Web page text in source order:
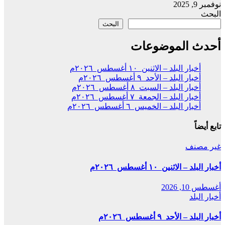
نوفمبر 9, 2025
البحث
البحث
أحدث الموضوعات
أخبار البلد – الاثنين ١٠ أغسطس ٢٠٢٦م
أخبار البلد – الأحد ٩ أغسطس ٢٠٢٦م
أخبار البلد – السبت ٨ أغسطس ٢٠٢٦م
أخبار البلد – الجمعة ٧ أغسطس ٢٠٢٦م
أخبار البلد – الخميس ٦ أغسطس ٢٠٢٦م
تابع أيضاً
غير مصنف
أخبار البلد – الاثنين ١٠ أغسطس ٢٠٢٦م
أغسطس 10, 2026
أخبار البلد
أخبار البلد – الأحد ٩ أغسطس ٢٠٢٦م